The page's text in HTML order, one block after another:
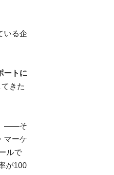
いる企
ートに
きた
——そ
マーケ
ルで
が100